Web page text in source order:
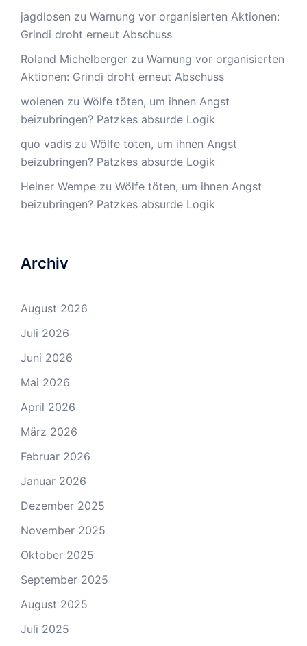
jagdlosen zu Warnung vor organisierten Aktionen:
Grindi droht erneut Abschuss
Roland Michelberger zu Warnung vor organisierten
Aktionen: Grindi droht erneut Abschuss
wolenen zu Wölfe töten, um ihnen Angst
beizubringen? Patzkes absurde Logik
quo vadis zu Wölfe töten, um ihnen Angst
beizubringen? Patzkes absurde Logik
Heiner Wempe zu Wölfe töten, um ihnen Angst
beizubringen? Patzkes absurde Logik
Archiv
August 2026
Juli 2026
Juni 2026
Mai 2026
April 2026
März 2026
Februar 2026
Januar 2026
Dezember 2025
November 2025
Oktober 2025
September 2025
August 2025
Juli 2025